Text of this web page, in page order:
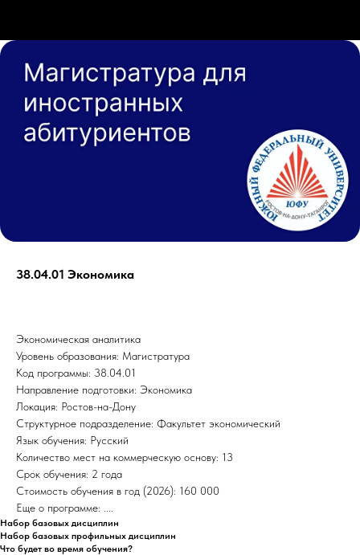
38.04.01 Экономика
Экономическая аналитика
Уровень образования: Магистратура
Код программы: 38.04.01
Направление подготовки: Экономика
Локация: Ростов-на-Дону
Структурное подразделение: Факультет экономический
Язык обучения: Русский
Количество мест на коммерческую основу: 13
Срок обучения: 2 года
Стоимость обучения в год (2026): 160 000
Еще о программе: ....
Набор базовых дисциплин
Набор базовых профильных дисциплин
Что будет во время обучения?